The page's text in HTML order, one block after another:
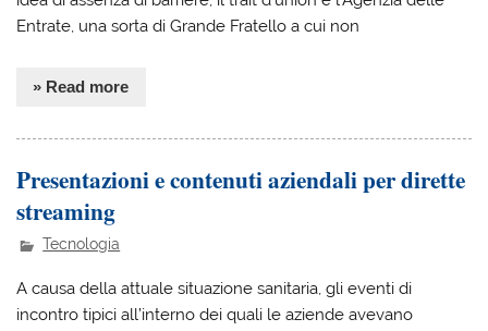
Entrate, una sorta di Grande Fratello a cui non
» Read more
Presentazioni e contenuti aziendali per dirette
streaming
Tecnologia
A causa della attuale situazione sanitaria, gli eventi di
incontro tipici all’interno dei quali le aziende avevano